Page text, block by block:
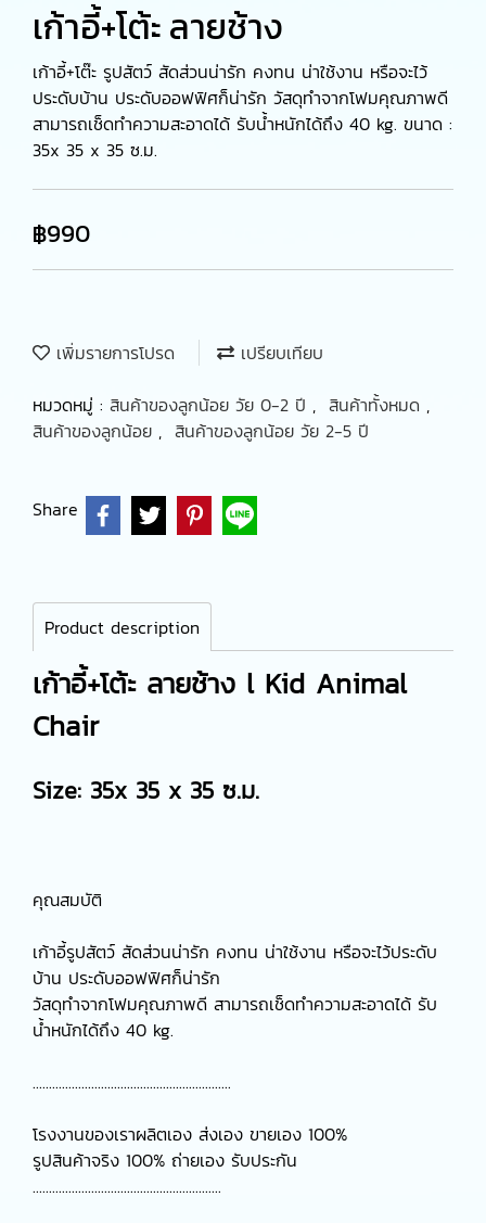
เก้าอี้+โต้ะ ลายช้าง
เก้าอี้+โต๊ะ รูปสัตว์ สัดส่วนน่ารัก คงทน น่าใช้งาน หรือจะไว้
ประดับบ้าน ประดับออฟฟิศก็น่ารัก วัสดุทำจากโฟมคุณภาพดี
สามารถเช็ดทำความสะอาดได้ รับน้ำหนักได้ถึง 40 kg. ขนาด :
35x 35 x 35 ซ.ม.
฿990
เพิ่มรายการโปรด
เปรียบเทียบ
หมวดหมู่ : สินค้าของลูกน้อย วัย 0-2 ปี , สินค้าทั้งหมด ,
สินค้าของลูกน้อย , สินค้าของลูกน้อย วัย 2-5 ปี
Share
Product description
เก้าอี้+โต้ะ ลายช้าง l Kid Animal
Chair
Size: 35x 35 x 35 ซ.ม.
คุณสมบัติ
เก้าอี้รูปสัตว์ สัดส่วนน่ารัก คงทน น่าใช้งาน หรือจะไว้ประดับ
บ้าน ประดับออฟฟิศก็น่ารัก
วัสดุทำจากโฟมคุณภาพดี สามารถเช็ดทำความสะอาดได้ รับ
น้ำหนักได้ถึง 40 kg.
.............................................................
โรงงานของเราผลิตเอง ส่งเอง ขายเอง 100%
รูปสินค้าจริง 100% ถ่ายเอง รับประกัน
..........................................................